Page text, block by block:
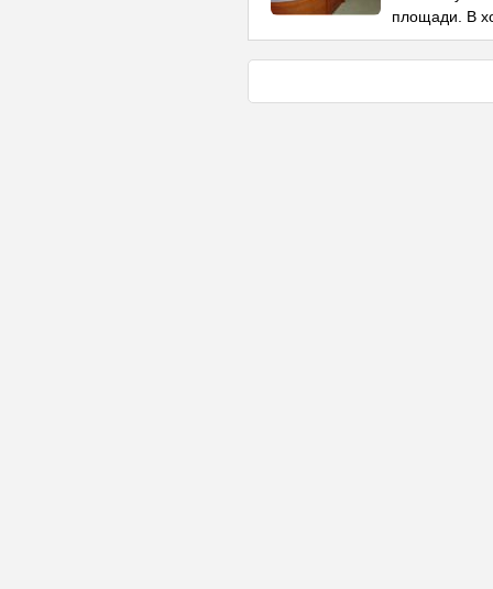
площади. В